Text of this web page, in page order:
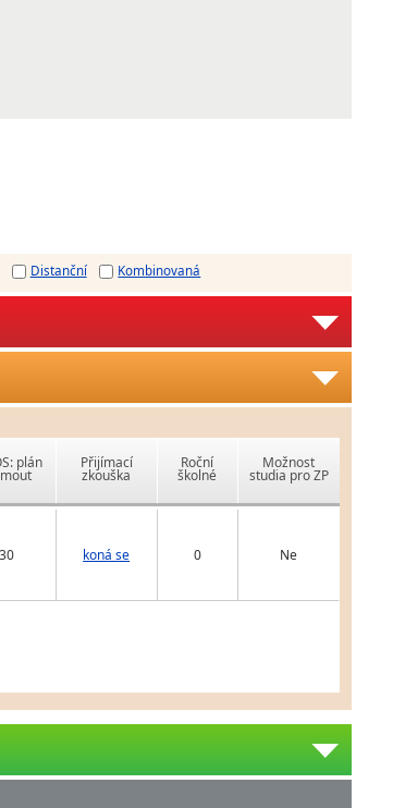
Distanční Kombinovaná
plán Přijímací
zkouška
Roční
školné
Možnost
studia pro ZP
30 koná se 0 Ne